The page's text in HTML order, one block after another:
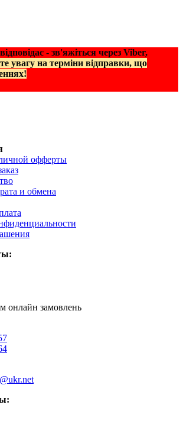
- зв'яжіться через Viber,
увагу на терміни відправки, що
офферты
и обмена
онлайн замовлень